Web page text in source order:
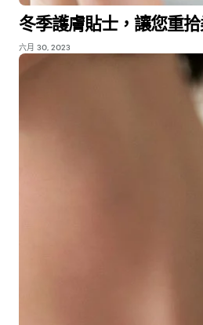
冬季護膚貼士，讓您重
六月 30, 2023